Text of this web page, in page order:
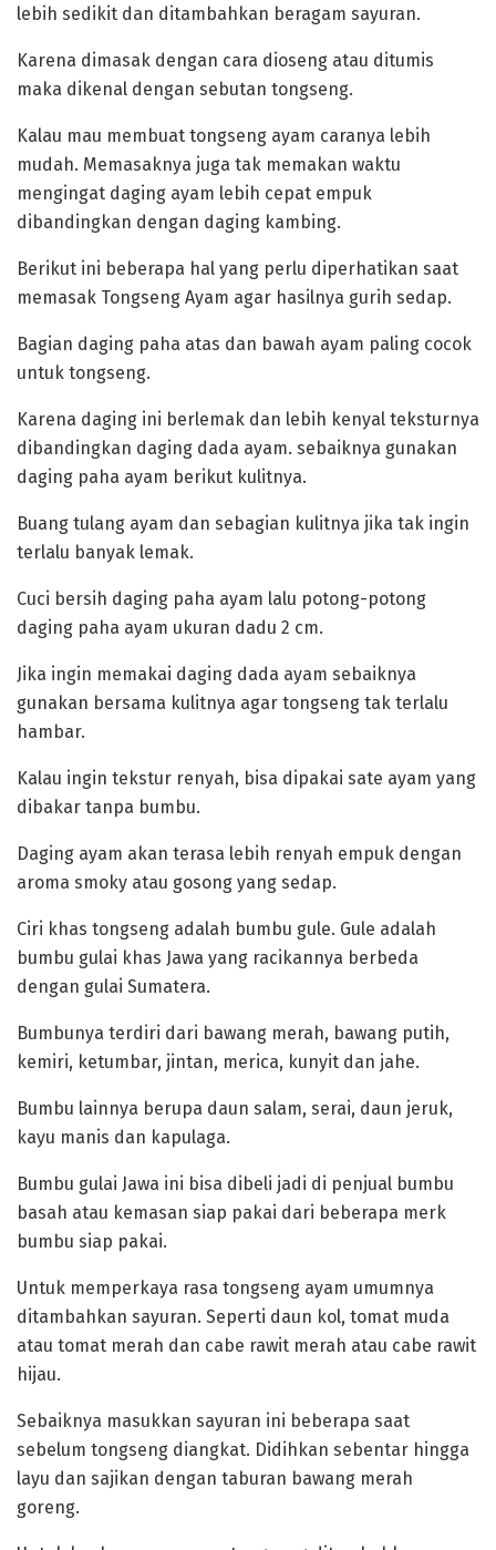
lebih sedikit dan ditambahkan beragam sayuran.
Karena dimasak dengan cara dioseng atau ditumis
maka dikenal dengan sebutan tongseng.
‎Kalau mau membuat tongseng ayam caranya lebih
mudah. Memasaknya juga tak memakan waktu
mengingat daging ayam lebih cepat empuk
dibandingkan dengan daging kambing.
Berikut ini beberapa hal yang perlu diperhatikan saat
memasak Tongseng Ayam agar hasilnya gurih sedap.
‎Bagian daging paha atas dan bawah ayam paling cocok
untuk tongseng.
Karena daging ini berlemak dan lebih kenyal teksturnya
dibandingkan daging dada ayam. sebaiknya gunakan
daging paha ayam berikut kulitnya.
‎Buang tulang ayam dan sebagian kulitnya jika tak ingin
terlalu banyak lemak.
Cuci bersih daging paha ayam lalu potong-potong
daging paha ayam ukuran dadu 2 cm.
Jika ingin memakai daging dada ayam sebaiknya
gunakan bersama kulitnya agar tongseng tak terlalu
hambar.
‎Kalau ingin tekstur renyah, bisa dipakai sate ayam yang
dibakar tanpa bumbu.
Daging ayam akan terasa lebih renyah empuk dengan
aroma smoky atau gosong yang sedap.
‎Ciri khas tongseng adalah bumbu gule. Gule adalah
bumbu gulai khas Jawa yang racikannya berbeda
dengan gulai Sumatera.
Bumbunya terdiri dari bawang merah, bawang putih,
kemiri, ketumbar, jintan, merica, kunyit dan jahe.
‎Bumbu lainnya berupa daun salam, serai, daun jeruk,
kayu manis dan kapulaga.
Bumbu gulai Jawa ini bisa dibeli jadi di penjual bumbu
basah atau kemasan siap pakai dari beberapa merk
bumbu siap pakai.
‎Untuk memperkaya rasa tongseng ayam umumnya
ditambahkan sayuran. Seperti daun kol, tomat muda
atau tomat merah dan cabe rawit merah atau cabe rawit
hijau.
‎Sebaiknya masukkan sayuran ini beberapa saat
sebelum tongseng diangkat. Didihkan sebentar hingga
layu dan sajikan dengan taburan bawang merah
goreng.